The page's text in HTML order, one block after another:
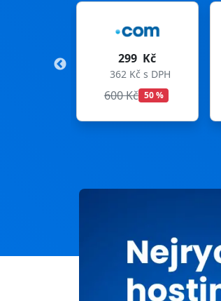
99 Kč
120 Kč s DPH
169 Kč 41 %